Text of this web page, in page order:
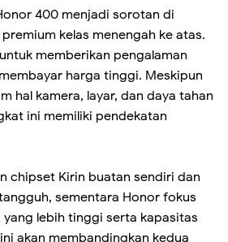
400 menjadi sorotan di
kelas menengah ke atas.
memberikan pengalaman
harga tinggi. Meskipun
hal kamera, layar, dan daya tahan
ini memiliki pendekatan
chipset Kirin buatan sendiri dan
sementara Honor fokus
yang lebih tinggi serta kapasitas
akan membandingkan kedua